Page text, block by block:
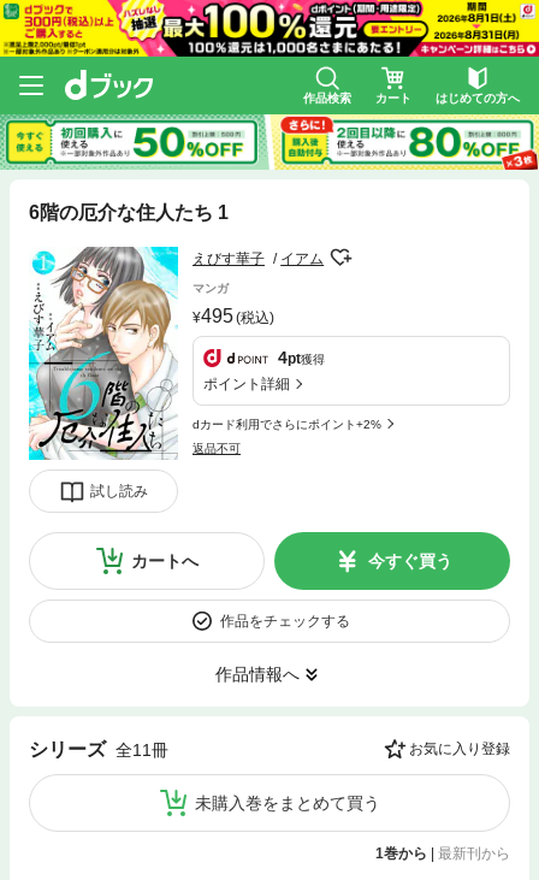
作品検索 カート はじめての方へ
6階の厄介な住人たち 1
試し読み
えびす華子 イアム
マンガ
495(税込)
4pt獲得
ポイント詳細
dカード利用でさらにポイント+2%
返品不可
カートへ 今すぐ買う
作品をチェックする
作品情報へ
シリーズ 全11冊 お気に入り登録
未購入巻をまとめて買う
1巻から | 最新刊から